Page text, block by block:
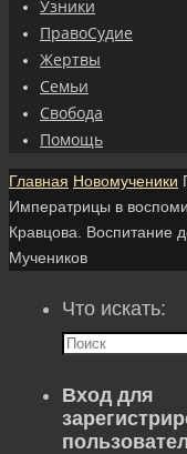
Узники
ПравоСудие
Жертвы
Семьи
Свобода
Помощь
Главная Новомученики
Императрицы в
Кравцова. Воспитание
Мучеников
Что искать:
Вход для